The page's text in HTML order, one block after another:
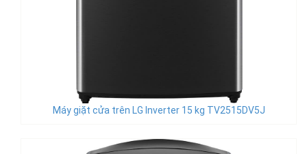
Máy giặt cửa trên LG Inverter 15 kg TV2515DV5J